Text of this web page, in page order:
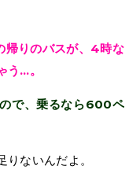
帰りのバスが、4時な
う…。
で、乗るなら600ペ
ないんだよ。